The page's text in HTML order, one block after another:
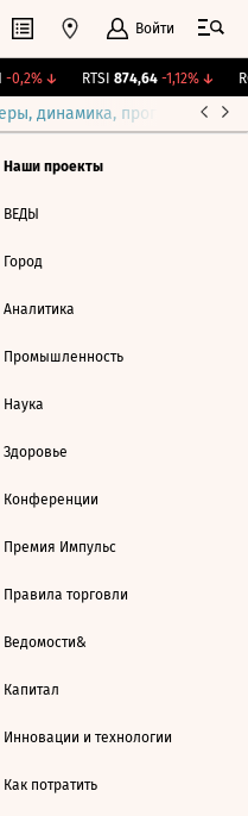
Войти
-0,2%↓ RTSI 874,64 -1,12%↓
динамика, прогнозы
Наши проекты
ВЕДЫ
Город
Аналитика
Промышленность
Наука
Здоровье
Конференции
Премия Импульс
Правила торговли
Ведомости&
Капитал
Инновации и технологии
Как потратить